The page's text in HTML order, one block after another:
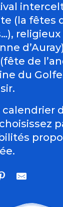
(la fêtes
religieux
de
du